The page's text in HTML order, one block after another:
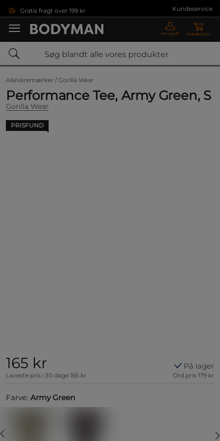
Gratis fragt over 199 kr Kundeservice
Min profil Indkøbskurv
AlleVaremærker / Gorilla Wear
Performance Tee, Army Green, S
Gorilla Wear
PRISFUND
165 kr
Laveste pris i 30 dage 165 kr Ord.pris 179 kr
På lager
Farve: Army Green